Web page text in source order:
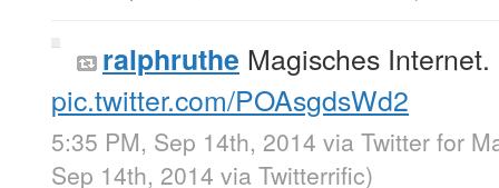
ralphruthe Magisches Internet.
pic.twitter.com/POAsgdsWd2
5:35 PM, Sep 14th, 2014 via Twitter for
Sep 14th, 2014 via Twitterrific)